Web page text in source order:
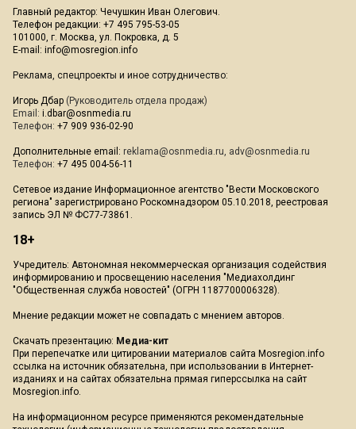
Главный редактор: Чечушкин Иван Олегович.
Телефон редакции: +7 495 795-53-05
101000, г. Москва, ул. Покровка, д. 5
E-mail: info@mosregion.info
Реклама, спецпроекты и иное сотрудничество:
Игорь Дбар (Руководитель отдела продаж)
Email: i.dbar@osnmedia.ru
Телефон: +7 909 936-02-90
Дополнительные email: reklama@osnmedia.ru, adv@osnmedia.ru
Телефон: +7 495 004-56-11
Сетевое издание Информационное агентство "Вести Московского
региона" зарегистрировано Роскомнадзором 05.10.2018, реестровая
запись ЭЛ № ФС77-73861.
18+
Учредитель: Автономная некоммерческая организация содействия
информированию и просвещению населения "Медиахолдинг
"Общественная служба новостей" (ОГРН 1187700006328).
Мнение редакции может не совпадать с мнением авторов.
Скачать презентацию: Медиа-кит
При перепечатке или цитировании материалов сайта Mosregion.info
ссылка на источник обязательна, при использовании в Интернет-
изданиях и на сайтах обязательна прямая гиперссылка на сайт
Mosregion.info.
На информационном ресурсе применяются рекомендательные